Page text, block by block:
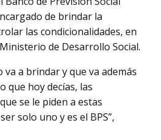
de brindar la
las condicionalidades, en
de Desarrollo Social.
va a brindar y que va además
que hoy decías, las
se le piden a estas
solo uno y es el BPS”,